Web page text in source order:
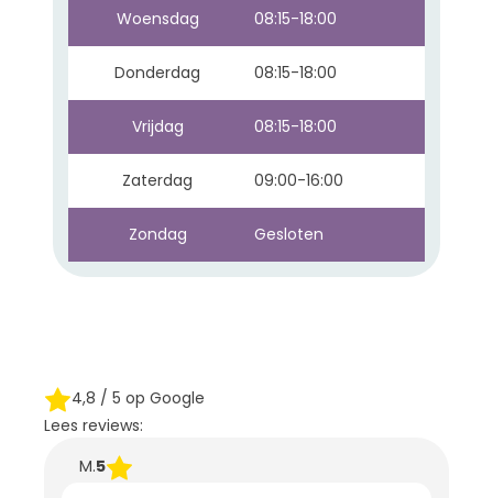
Woensdag 08:15-18:00
Donderdag 08:15-18:00
Vrijdag 08:15-18:00
Zaterdag 09:00-16:00
Zondag Gesloten
4,8 / 5 op Google
Lees reviews:
M.5